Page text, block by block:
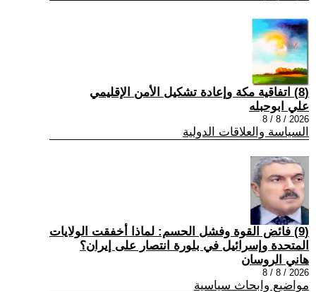
(8) اتفاقية مكة وإعادة تشكيل الأمن الإقليمي
علي ابوحبله
2026 / 8 / 8
السياسة والعلاقات الدولية
(9) فائض القوة وفشل الحسم: لماذا أخفقت الولايات
المتحدة وإسرائيل في بلورة انتصار على إيران؟
هاني الروسان
2026 / 8 / 8
مواضيع وابحاث سياسية